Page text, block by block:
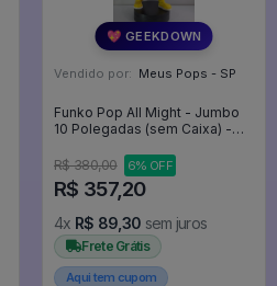
💖 GEEKDOWN
Vendido por: Meus Pops - SP
Funko Pop All Might - Jumbo
10 Polegadas (sem Caixa) -
R$ 380,00
6% OFF
R$ 357,20
4x R$ 89,30 sem juros
Frete Grátis
Aqui tem cupom